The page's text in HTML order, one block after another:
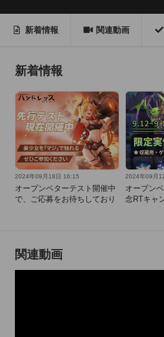
にします。
【実物カードを手元に届ける！】
好きなキャラをリアルで収蔵しよう！
【超爽快バトル】
マッチ！変換！爆破大連鎖！超爽快な
【次元の壁を越えて、アイドルもモン
さまざまな業界のVtuberがコラボされ
て皆様と冒険に同行させます。
新着情報 関連動画
新着情報
2024年09月18日 16:15
オープンベターテスト開催中
で、ご応募をお待ちしており
2024年09月
オープン
念RTキャ
関連動画